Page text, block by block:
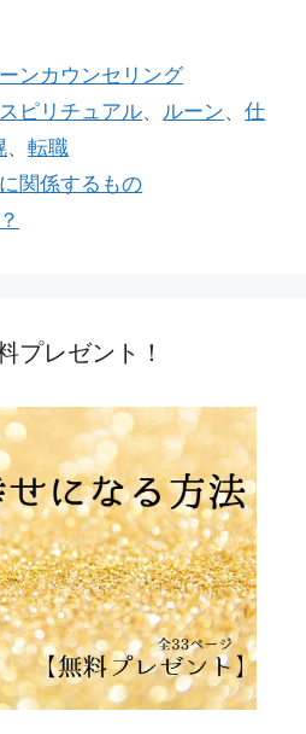
ンカウンセリング
スピリチュアル、 ルーン、仕
、 転職
関係するもの
プレゼント！